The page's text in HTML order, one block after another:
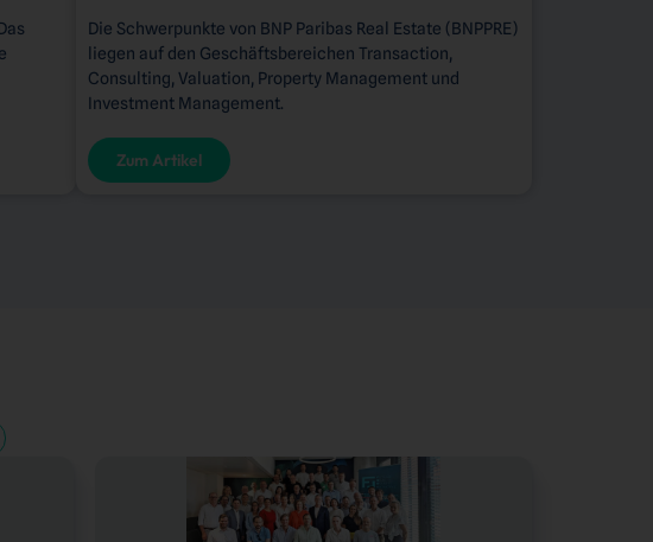
Die Schwerpunkte von BNP Paribas Real Estate (BNPPRE)
liegen auf den Geschäftsbereichen Transaction,
Consulting, Valuation, Property Management und
Investment Management.
Zum Artikel